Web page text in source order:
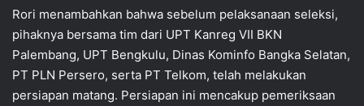
Rori menambahkan bahwa sebelum pelaksanaan seleksi,
pihaknya bersama tim dari UPT Kanreg VII BKN
Palembang, UPT Bengkulu, Dinas Kominfo Bangka Selatan,
PT PLN Persero, serta PT Telkom, telah melakukan
persiapan matang. Persiapan ini mencakup pemeriksaan